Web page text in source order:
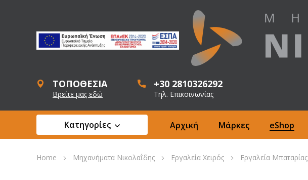
ΤΟΠΟΘΕΣΙΑ
Βρείτε μας εδώ
+30 2810326292
Τηλ. Επικοινωνίας
Κατηγορίες Αρχική Μάρκες eShop
Home Μηχανήματα Νικολαΐδης Εργαλεία Χειρός Εργαλεία Μπαταρίας